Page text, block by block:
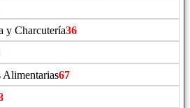
y Charcutería36
Alimentarias67